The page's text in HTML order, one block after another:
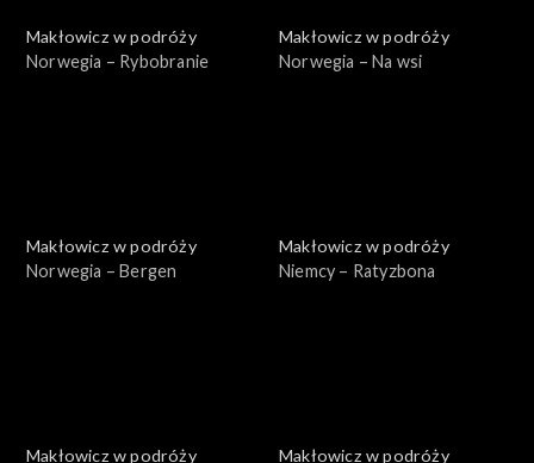
Makłowicz w podróży
Norwegia – Rybobranie
Makłowicz w podróży
Norwegia – Na wsi
Makłowicz w podróży
Norwegia – Bergen
Makłowicz w podróży
Niemcy – Ratyzbona
Makłowicz w podróży
Makłowicz w podróży